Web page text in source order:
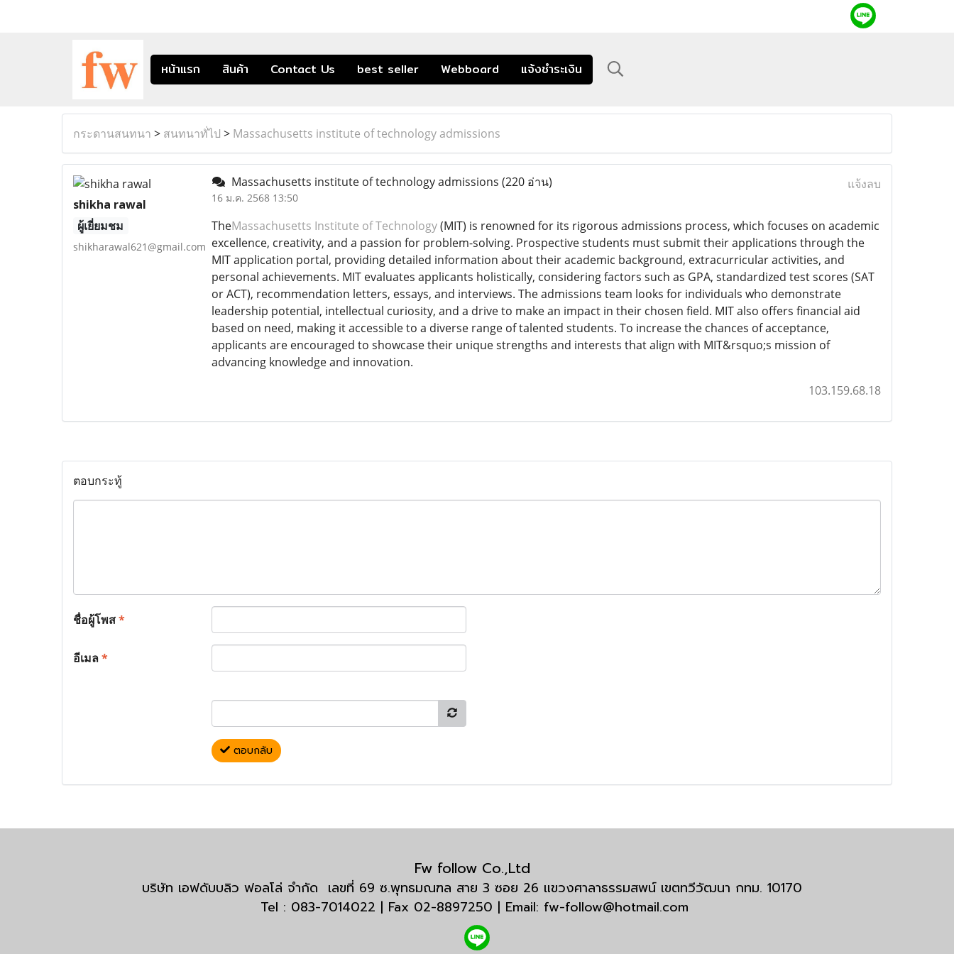
หน้าแรก สินค้า Contact Us best seller Webboard แจ้งชำระเงิน
กระดานสนทนา > สนทนาทั่ไป > Massachusetts institute of technology admissions
shikha rawal
ผู้เยี่ยมชม
shikharawal621@gmail.com
Massachusetts institute of technology admissions (220 อ่าน)
16 ม.ค. 2568 13:50
แจ้งลบ
TheMassachusetts Institute of Technology(MIT) is renowned for its rigorous admissions process, which focuses on academic
excellence, creativity, and a passion for problem-solving. Prospective students must submit their applications through the
MIT application portal, providing detailed information about their academic background, extracurricular activities, and
personal achievements. MIT evaluates applicants holistically, considering factors such as GPA, standardized test scores (SAT
or ACT), recommendation letters, essays, and interviews. The admissions team looks for individuals who demonstrate
leadership potential, intellectual curiosity, and a drive to make an impact in their chosen field. MIT also offers financial aid
based on need, making it accessible to a diverse range of talented students. To increase the chances of acceptance,
applicants are encouraged to showcase their unique strengths and interests that align with MIT&rsquo;s mission of
advancing knowledge and innovation.
103.159.68.18
ตอบกระทู้
ชื่อผู้โพส*
อีเมล*
ตอบกลับ
Fw follow Co.,Ltd
บริษัท เอฟดับบลิว ฟอลโล่ จำกัด เลขที่ 69 ซ.พุทธมณฑล สาย 3 ซอย 26 แขวงศาลาธรรมสพน์ เขตทวีวัฒนา กทม. 10170
Tel : 083-7014022 | Fax 02-8897250 | Email: fw-follow@hotmail.com